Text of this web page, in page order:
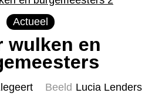
Actueel
wulken en
Beeld Lucia Lenders